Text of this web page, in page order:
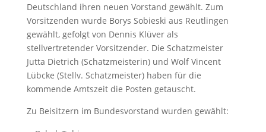
Deutschland ihren neuen Vorstand gewählt. Zum
Vorsitzenden wurde Borys Sobieski aus Reutlingen
gewählt, gefolgt von Dennis Klüver als
stellvertretender Vorsitzender. Die Schatzmeister
Jutta Dietrich (Schatzmeisterin) und Wolf Vincent
Lübcke (Stellv. Schatzmeister) haben für die
kommende Amtszeit die Posten getauscht.
Zu Beisitzern im Bundesvorstand wurden gewählt: